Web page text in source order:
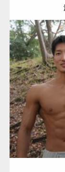
Category:公園の
ダ